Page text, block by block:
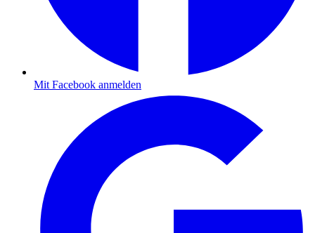
Mit Facebook anmelden